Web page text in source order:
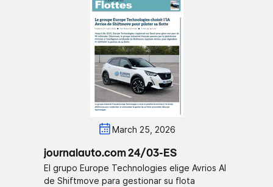
March 25, 2026
journalauto.com 24/03-ES
El grupo Europe Technologies elige Avrios AI
de Shiftmove para gestionar su flota